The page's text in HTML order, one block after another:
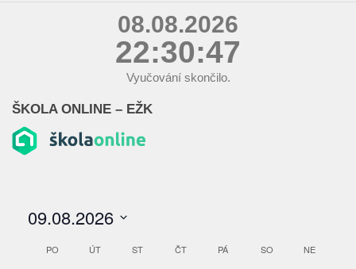
08.08.2026
22:30:47
Vyučování skončilo.
ŠKOLA ONLINE – EŽK